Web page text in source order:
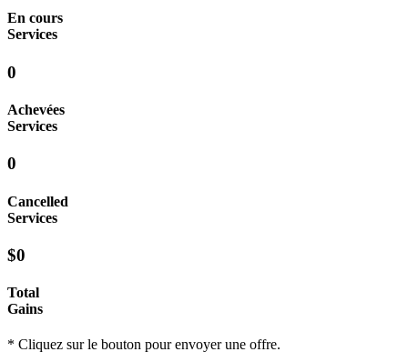
En cours
Services
0
Achevées
Services
0
Cancelled
Services
$0
Total
Gains
* Cliquez sur le bouton pour envoyer une offre.